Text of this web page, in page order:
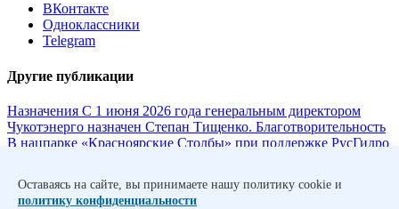
ВКонтакте
Одноклассники
Telegram
Другие публикации
Назначения С 1 июня 2026 года генеральным директором
Чукотэнерго назначен Степан Тищенко. Благотворительность
В нацпарке «Красноярские Столбы» при поддержке РусГидро
трансформаторного парка стала главной темой методического
Оставаясь на сайте, вы принимаете нашу политику cookie и
политику конфиденциальности